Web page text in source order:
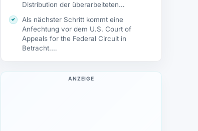
Distribution der überarbeiteten…
Als nächster Schritt kommt eine
Anfechtung vor dem U.S. Court of
Appeals for the Federal Circuit in
Betracht.…
ANZEIGE